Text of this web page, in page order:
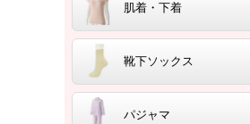
肌着・下着
靴下ソックス
パジャマ